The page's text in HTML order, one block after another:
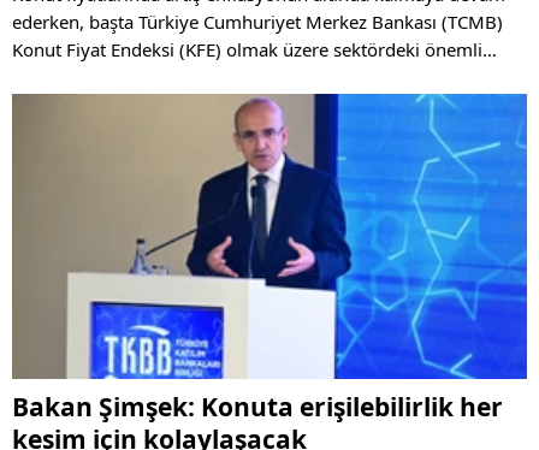
ederken, başta Türkiye Cumhuriyet Merkez Bankası (TCMB)
Konut Fiyat Endeksi (KFE) olmak üzere sektördeki önemli
Bakan Şimşek: Konuta erişilebilirlik her
kesim için kolaylaşacak